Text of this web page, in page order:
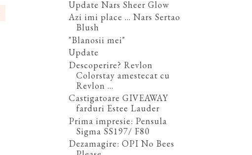
Update Nars Sheer Glow
Azi imi place ... Nars Sertao
Blush
"Blanosii mei"
Update
Descoperire? Revlon
Colorstay amestecat cu
Revlon ...
Castigatoare GIVEAWAY
farduri Estee Lauder
Prima impresie: Pensula
Sigma SS197/ F80
Dezamagire: OPI No Bees